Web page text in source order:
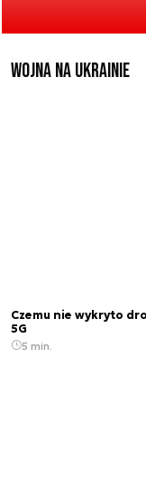
Wojna na Ukrainie
Czemu nie wykryto
5G
5 min.